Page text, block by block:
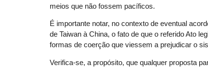
meios que não fossem pacíficos.
É importante notar, no contexto de eventual
de Taiwan à China, o fato de que o referido Ato
formas de coerção que viessem a prejudicar o
Verifica-se, a propósito, que qualquer proposta